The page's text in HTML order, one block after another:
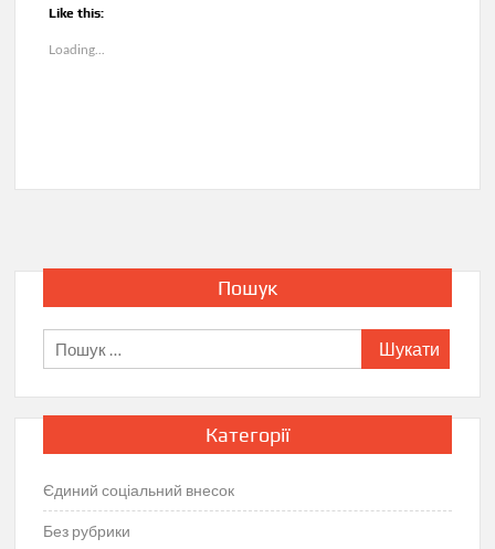
Like this:
Loading...
Пошук
Пошук:
Категорії
Єдиний соціальний внесок
Без рубрики